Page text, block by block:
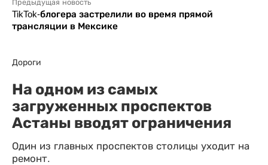
Предыдущая новость
TikTok-блогера застрелили во время прямой
трансляции в Мексике
Дороги
На одном из самых
загруженных проспектов
Астаны вводят ограничения
Один из главных проспектов столицы уходит на
ремонт.